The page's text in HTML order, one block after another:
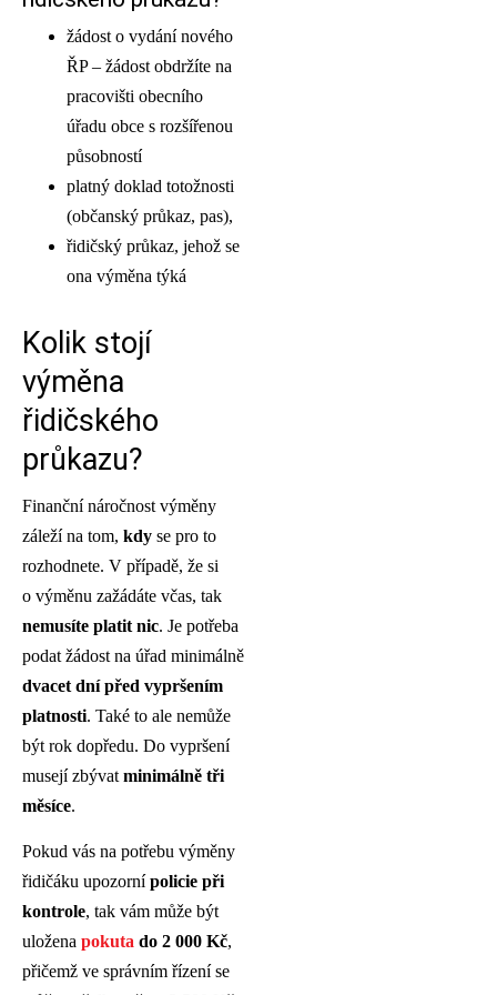
žádost o vydání nového
ŘP – žádost obdržíte na
pracovišti obecního
úřadu obce s rozšířenou
působností
platný doklad totožnosti
(občanský průkaz, pas),
řidičský průkaz, jehož se
ona výměna týká
Kolik stojí
výměna
řidičského
průkazu?
Finanční náročnost výměny
záleží na tom, kdy se pro to
rozhodnete. V případě, že si
o výměnu zažádáte včas, tak
nemusíte platit nic. Je potřeba
podat žádost na úřad minimálně
dvacet dní před vypršením
platnosti. Také to ale nemůže
být rok dopředu. Do vypršení
musejí zbývat minimálně tři
měsíce.
Pokud vás na potřebu výměny
řidičáku upozornípolicie při
kontrole, tak vám může být
uložena pokuta do 2 000 Kč,
přičemž ve správním řízení se